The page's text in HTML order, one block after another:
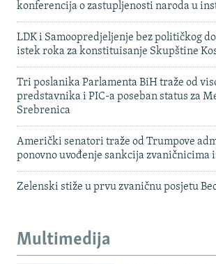
konferencija o zastupljenosti naroda u
LDK i Samoopredjeljenje bez političkog
istek roka za konstituisanje Skupštine
Tri poslanika Parlamenta BiH traže od
predstavnika i PIC-a poseban status za
Srebrenica
Američki senatori traže od Trumpove
ponovno uvođenje sankcija zvaničnicima
Zelenski stiže u prvu zvaničnu posjetu
Multimedija